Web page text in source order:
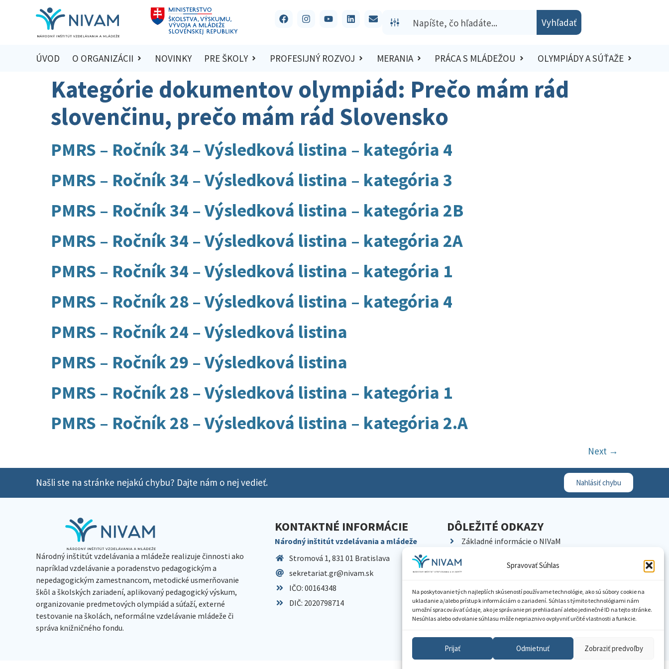
Spravovať Súhlas
Na poskytovanie tých najlepších skúseností používame technológie, ako sú súbory cookie na
ukladanie a/alebo prístup k informáciám o zariadení. Súhlas s týmito technológiami nám
umožní spracovávať údaje, ako je správanie pri prehliadaní alebo jedinečné ID na tejto stránke.
Nesúhlas alebo odvolanie súhlasu môže nepriaznivo ovplyvniť určité vlastnosti a funkcie.
Prijať Odmietnuť Zobraziť predvoľby
Vyhľadať
ÚVOD O ORGANIZÁCII NOVINKY PRE ŠKOLY PROFESIJNÝ ROZVOJ MERANIA PRÁCA S MLÁDEŽOU OLYMPIÁDY A SÚŤAŽE
Kategórie dokumentov olympiád: Prečo mám rád
slovenčinu, prečo mám rád Slovensko
PMRS – Ročník 34 – Výsledková listina – kategória 4
PMRS – Ročník 34 – Výsledková listina – kategória 3
PMRS – Ročník 34 – Výsledková listina – kategória 2B
PMRS – Ročník 34 – Výsledková listina – kategória 2A
PMRS – Ročník 34 – Výsledková listina – kategória 1
PMRS – Ročník 28 – Výsledková listina – kategória 4
PMRS – Ročník 24 – Výsledková listina
PMRS – Ročník 29 – Výsledková listina
PMRS – Ročník 28 – Výsledková listina – kategória 1
PMRS – Ročník 28 – Výsledková listina – kategória 2.A
Next →
Našli ste na stránke nejakú chybu? Dajte nám o nej vedieť. Nahlásiť chybu
Národný inštitút vzdelávania a mládeže realizuje činnosti ako
napríklad vzdelávanie a poradenstvo pedagogickým a
nepedagogickým zamestnancom, metodické usmerňovanie
škôl a školských zariadení, aplikovaný pedagogický výskum,
organizovanie predmetových olympiád a súťaží, externé
testovanie na školách, neformálne vzdelávanie mládeže či
správa knižničného fondu.
KONTAKTNÉ INFORMÁCIE
Národný inštitút vzdelávania a mládeže
Stromová 1, 831 01 Bratislava
sekretariat.gr@nivam.sk
IČO: 00164348
DIČ: 2020798714
DÔLEŽITÉ ODKAZY
Základné informácie o NIVaM
Kariéra
Pracoviská NIVaM
Dokumenty inštitúcie